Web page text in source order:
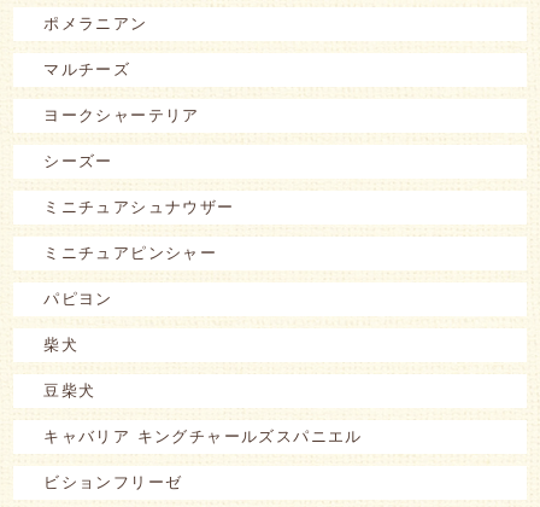
ポメラニアン
マルチーズ
ヨークシャーテリア
シーズー
ミニチュアシュナウザー
ミニチュアピンシャー
パピヨン
柴犬
豆柴犬
キャバリア キングチャールズスパニエル
ビションフリーゼ